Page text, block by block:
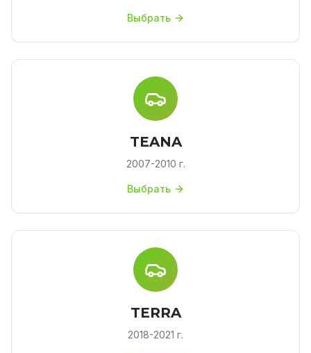
Выбрать
TEANA
2007-2010 г.
Выбрать
TERRA
2018-2021 г.